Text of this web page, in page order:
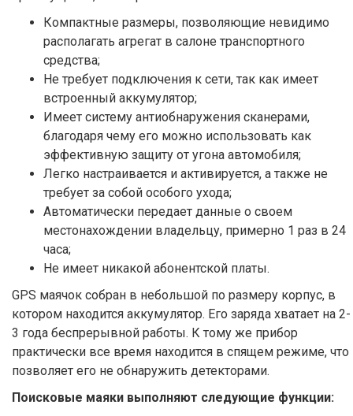
Компактные размеры, позволяющие невидимо
располагать агрегат в салоне транспортного
средства;
Не требует подключения к сети, так как имеет
встроенный аккумулятор;
Имеет систему антиобнаружения сканерами,
благодаря чему его можно использовать как
эффективную защиту от угона автомобиля;
Легко настраивается и активируется, а также не
требует за собой особого ухода;
Автоматически передает данные о своем
местонахождении владельцу, примерно 1 раз в 24
часа;
Не имеет никакой абонентской платы.
GPS маячок собран в небольшой по размеру корпус, в
котором находится аккумулятор. Его заряда хватает на 2-
3 года беспрерывной работы. К тому же прибор
практически все время находится в спящем режиме, что
позволяет его не обнаружить детекторами.
Поисковые маяки выполняют следующие функции: